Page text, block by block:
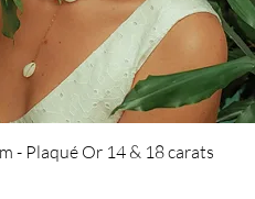
- Plaqué Or 14 & 18 carats